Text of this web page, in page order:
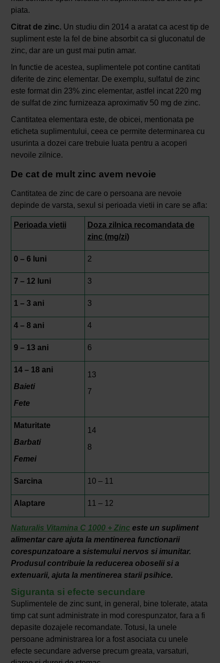
piata.
Citrat de zinc. Un studiu din 2014 a aratat ca acest tip de
supliment este la fel de bine absorbit ca si gluconatul de
zinc, dar are un gust mai putin amar.
In functie de acestea, suplimentele pot contine cantitati
diferite de zinc elementar. De exemplu, sulfatul de zinc
este format din 23% zinc elementar, astfel incat 220 mg
de sulfat de zinc furnizeaza aproximativ 50 mg de zinc.
Cantitatea elementara este, de obicei, mentionata pe
eticheta suplimentului, ceea ce permite determinarea cu
usurinta a dozei care trebuie luata pentru a acoperi
nevoile zilnice.
De cat de mult zinc avem nevoie
Cantitatea de zinc de care o persoana are nevoie
depinde de varsta, sexul si perioada vietii in care se afla:
Perioada vietii
Doza zilnica recomandata de
zinc (mg/zi)
0 – 6 luni 2
7 – 12 luni 3
1 – 3 ani 3
4 – 8 ani 4
9 – 13 ani 6
14 – 18 ani
Baieti
Fete
13
7
Maturitate
Barbati
Femei
14
8
Sarcina 10 – 11
Alaptare 11 – 12
Naturalis Vitamina C 1000 + Zinc este un supliment
alimentar care ajuta la mentinerea functionarii
corespunzatoare a sistemului nervos si imunitar.
Produsul contribuie la reducerea oboselii si a
extenuarii, ajuta la mentinerea starii psihice.
Siguranta si efecte secundare
Suplimentele de zinc sunt, in general, bine tolerate, atata
timp cat sunt administrate in mod corespunzator, fara a fi
depasite dozajele recomandate. Totusi, la unele
persoane administrarea lor a fost asociata cu unele
efecte secundare adverse precum greata, varsaturi,